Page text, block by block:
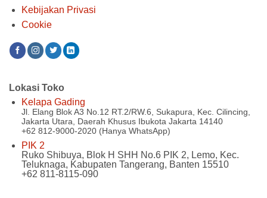
Kebijakan Privasi
Cookie
Lokasi Toko
Kelapa Gading
Jl. Elang Blok A3 No.12 RT.2/RW.6, Sukapura, Kec. Cilincing,
Jakarta Utara, Daerah Khusus Ibukota Jakarta 14140
+62 812-9000-2020 (Hanya WhatsApp)
PIK 2
Ruko Shibuya, Blok H SHH No.6 PIK 2, Lemo, Kec.
Teluknaga, Kabupaten Tangerang, Banten 15510
+62 811-8115-090